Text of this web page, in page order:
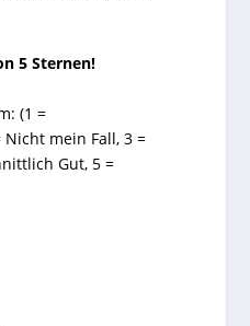
5 Sternen!
(1 =
mein Fall, 3 =
Gut, 5 =